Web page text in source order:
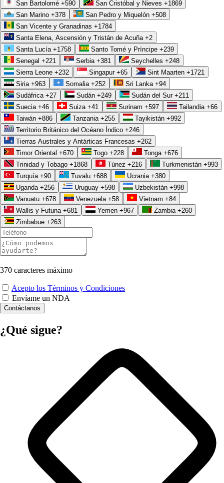
San Bartolomé +590 San Cristóbal y Nieves +1869
San Marino +378 San Pedro y Miquelón +508
San Vicente y Granadinas +1784
Santa Elena, Ascensión y Tristán de Acuña +2
Santa Lucía +1758 Santo Tomé y Príncipe +239
Senegal +221 Serbia +381 Seychelles +248
Sierra Leone +232 Singapur +65 Sint Maarten +1721
Siria +963 Somalia +252 Sri Lanka +94
Sudáfrica +27 Sudán +249 Sudán del Sur +211
Suecia +46 Suiza +41 Surinam +597 Tailandia +66
Taiwán +886 Tanzania +255 Tayikistán +992
Territorio Británico del Océano Índico +246
Tierras Australes y Antárticas Francesas +262
Timor Oriental +670 Togo +228 Tonga +676
Trinidad y Tobago +1868 Túnez +216 Turkmenistán +993
Turquía +90 Tuvalu +688 Ucrania +380
Uganda +256 Uruguay +598 Uzbekistán +998
Vanuatu +678 Venezuela +58 Vietnam +84
Wallis y Futuna +681 Yemen +967 Zambia +260
Zimbabue +263
370 caracteres máximo
Acepto los Términos y Condiciones
Envíame un NDA
Contáctanos
¿Qué sigue?